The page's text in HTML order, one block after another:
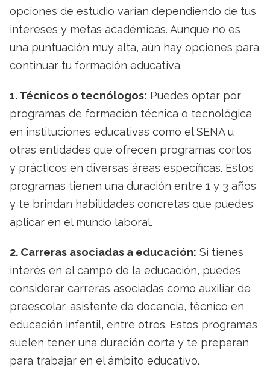
opciones de estudio varían dependiendo de tus
intereses y metas académicas. Aunque no es
una puntuación muy alta, aún hay opciones para
continuar tu formación educativa.
1. Técnicos o tecnólogos: Puedes optar por
programas de formación técnica o tecnológica
en instituciones educativas como el SENA u
otras entidades que ofrecen programas cortos
y prácticos en diversas áreas específicas. Estos
programas tienen una duración entre 1 y 3 años
y te brindan habilidades concretas que puedes
aplicar en el mundo laboral.
2. Carreras asociadas a educación: Si tienes
interés en el campo de la educación, puedes
considerar carreras asociadas como auxiliar de
preescolar, asistente de docencia, técnico en
educación infantil, entre otros. Estos programas
suelen tener una duración corta y te preparan
para trabajar en el ámbito educativo.